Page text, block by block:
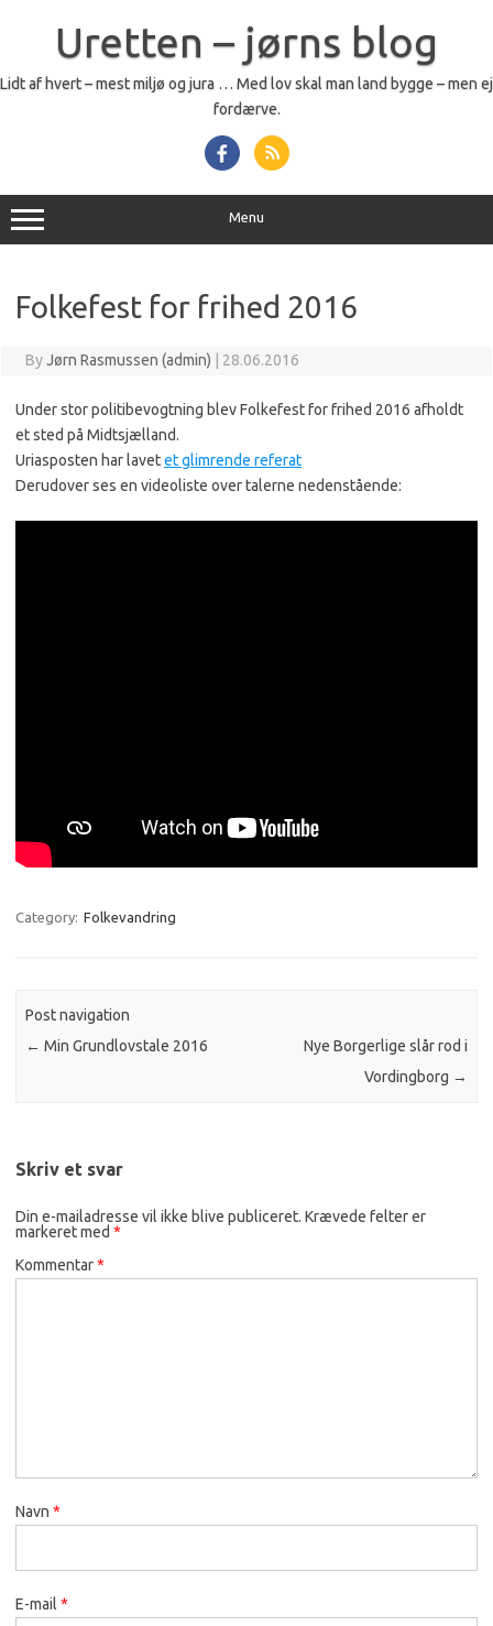
Uretten – jørns blog
Lidt af hvert – mest miljø og jura … Med lov skal man land bygge – men ej
fordærve.
Menu
Folkefest for frihed 2016
ByJørn Rasmussen (admin) 28.06.2016
Under stor politibevogtning blev Folkefest for frihed 2016 afholdt
et sted på Midtsjælland.
Uriasposten har lavetet glimrende referat
Derudover ses en videoliste over talerne nedenstående:
Category: Folkevandring
Post navigation
← Min Grundlovstale 2016
Nye Borgerlige slår rod i
Vordingborg →
Skriv et svar
Din e-mailadresse vil ikke blive publiceret. Krævede felter er
markeret med *
Kommentar*
Navn *
E-mail *